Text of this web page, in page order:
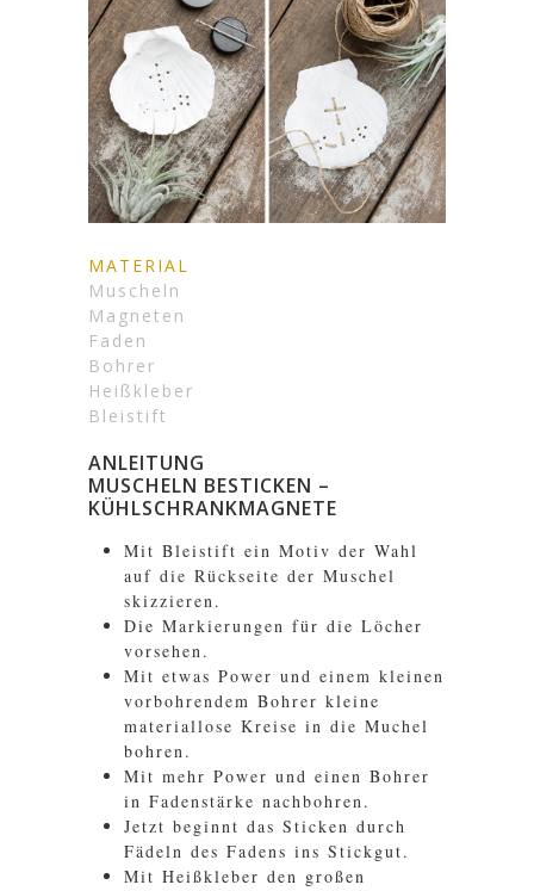
MATERIAL
Muscheln
Magneten
Faden
Bohrer
Heißkleber
Bleistift
ANLEITUNG
MUSCHELN BESTICKEN –
KÜHLSCHRANKMAGNETE
Mit Bleistift ein Motiv der Wahl
auf die Rückseite der Muschel
skizzieren.
Die Markierungen für die Löcher
vorsehen.
Mit etwas Power und einem kleinen
vorbohrendem Bohrer kleine
materiallose Kreise in die Muchel
bohren.
Mit mehr Power und einen Bohrer
in Fadenstärke nachbohren.
Jetzt beginnt das Sticken durch
Fädeln des Fadens ins Stickgut.
Mit Heißkleber den großen